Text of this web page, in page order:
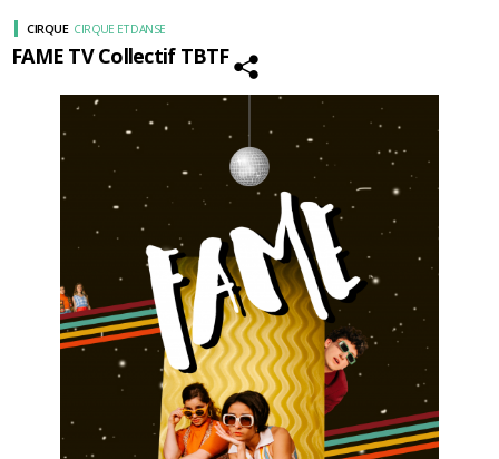
FAME TV Collectif TBTF
CIRQUE CIRQUE ET DANSE